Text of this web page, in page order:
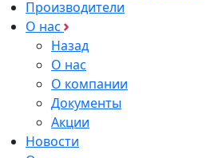
Производители
О нас
Назад
О нас
О компании
Документы
Акции
Новости